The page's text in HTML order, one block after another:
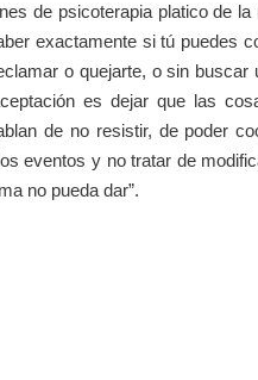
de psicoterapia platico de la
exactamente si tú puedes
o quejarte, o sin buscar
es dejar que las
de no resistir, de poder
eventos y no tratar de
no pueda dar”.